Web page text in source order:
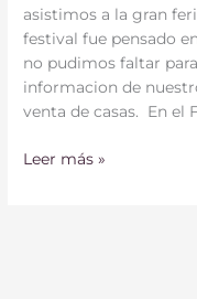
asistimos a la gran
festival fue pensado
no pudimos faltar
informacion de
venta de casas. En el
Leer más »